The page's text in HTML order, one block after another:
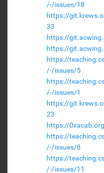
/-/issues/18
https://
33
https://
https://
https://
/-/issues/5
https://
/-/issues/1
https://
23
https://
https://
/-/issues/8
https://
/-/issues/11